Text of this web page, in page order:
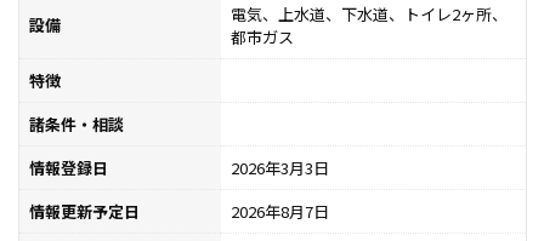
設備
電気、上水道、下水道、トイレ2ヶ所、
都市ガス
特徴
諸条件・相談
情報登録日
2026年3月3日
情報更新予定日
2026年8月7日